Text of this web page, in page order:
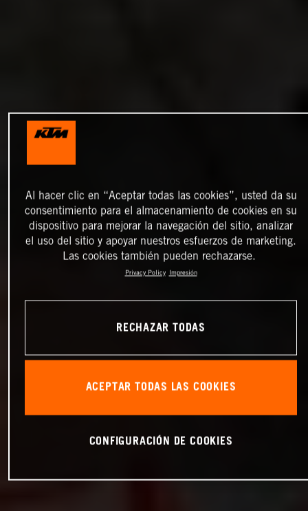
Al hacer clic en “Aceptar todas las cookies”, usted da su
consentimiento para el almacenamiento de cookies en su
dispositivo para mejorar la navegación del sitio, analizar
el uso del sitio y apoyar nuestros esfuerzos de marketing.
Las cookies también pueden rechazarse.
Privacy Policy Impresión
RECHAZAR TODAS
ACEPTAR TODAS LAS COOKIES
CONFIGURACIÓN DE COOKIES